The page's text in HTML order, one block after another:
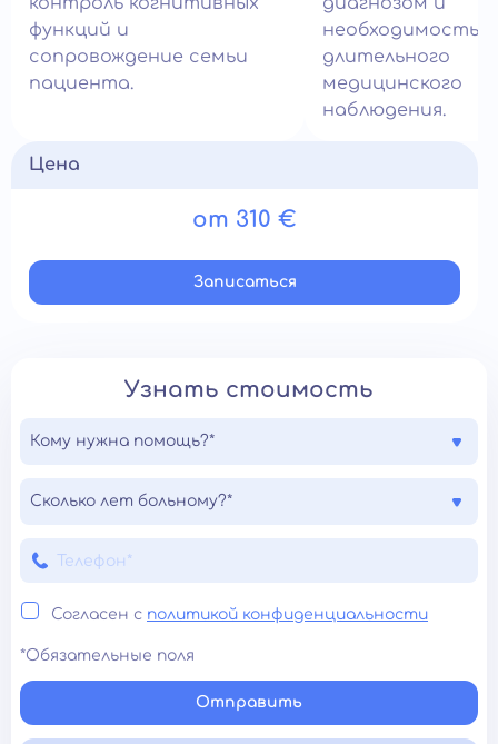
функций и
сопровождение семьи
пациента.
необходимостью
длительного
медицинского
наблюдения.
Цена
от 310 €
Записатьcя
Узнать стоимость
Кому нужна помощь?*
Сколько лет больному?*
Согласен с политикой конфиденциальности
*Обязательные поля
Отправить